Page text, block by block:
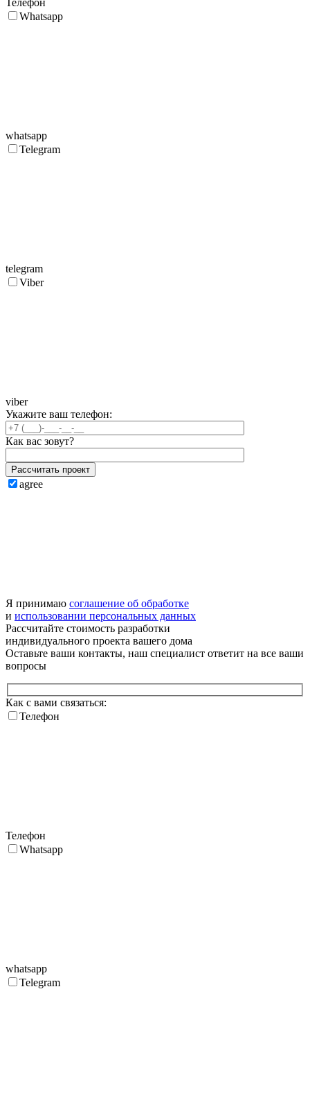
Whatsapp
whatsapp
Telegram
telegram
Viber
viber
Укажите ваш телефон:
Как вас зовут?
Рассчитать проект
agree
Я принимаю соглашение об обработке
и использовании персональных данных
Рассчитайте стоимость разработки
индивидуального проекта вашего дома
Оставьте ваши контакты, наш специалист ответит на все ваши
вопросы
Как с вами связаться:
Телефон
Телефон
Whatsapp
whatsapp
Telegram